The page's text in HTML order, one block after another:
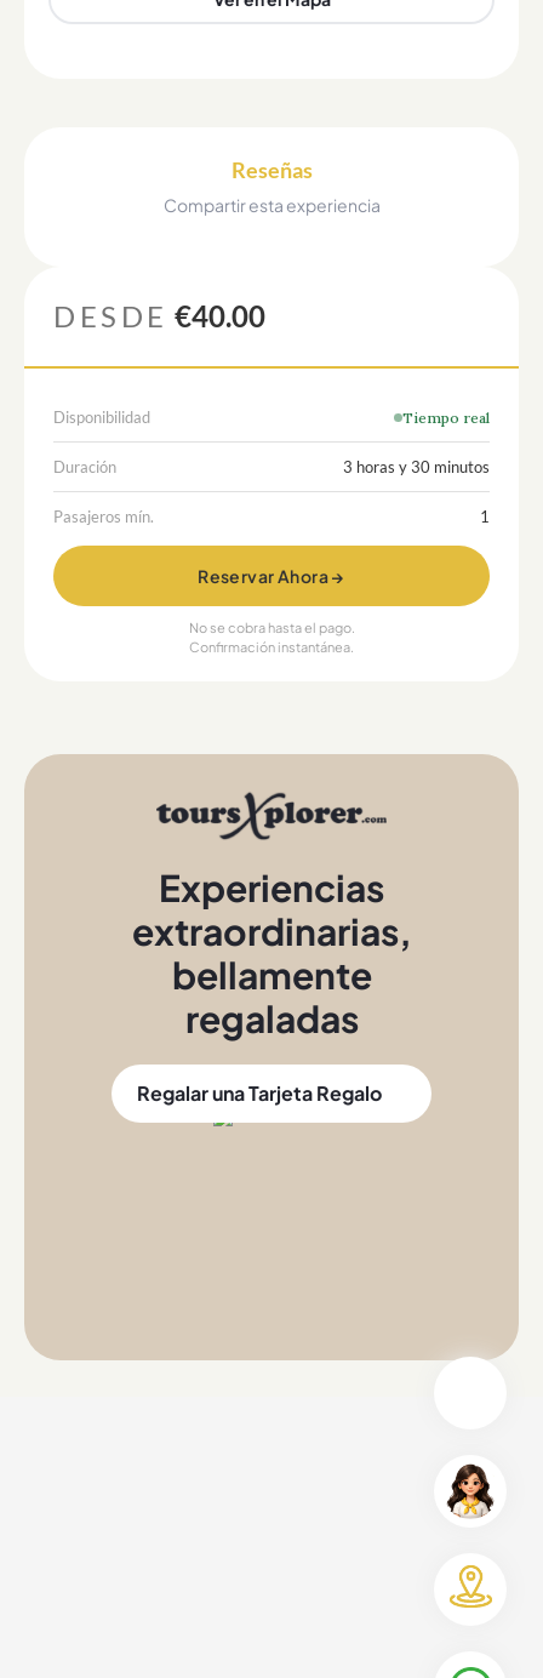
Reseñas
Compartir esta experiencia
DESDE €40.00
Disponibilidad Tiempo real
Duración 3 horas y 30 minutos
Pasajeros mín. 1
Reservar Ahora →
No se cobra hasta el pago.
Confirmación instantánea.
Experiencias
extraordinarias,
bellamente
regaladas
Regalar una Tarjeta Regalo